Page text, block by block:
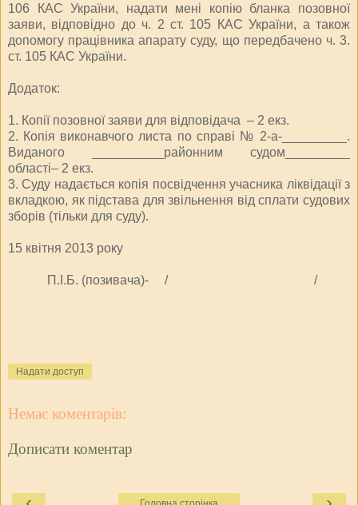
106 КАС України, надати мені копію бланка позовної
заяви, відповідно до ч. 2 ст. 105 КАС України, а також
допомогу працівника апарату суду, що передбачено ч. 3.
ст. 105 КАС України.
Додаток:
1. Копії позовної заяви для відповідача – 2 екз.
2. Копія виконавчого листа по справі № 2-а-_________.
Виданого __________районним судом_________
області– 2 екз.
3. Суду надається копія посвідчення учасника ліквідації з
вкладкою, як підстава для звільнення від сплати судових
зборів (тільки для суду).
15 квітня 2013 року
П.І.Б. (позивача)- / /
Надати доступ
Немає коментарів:
Дописати коментар